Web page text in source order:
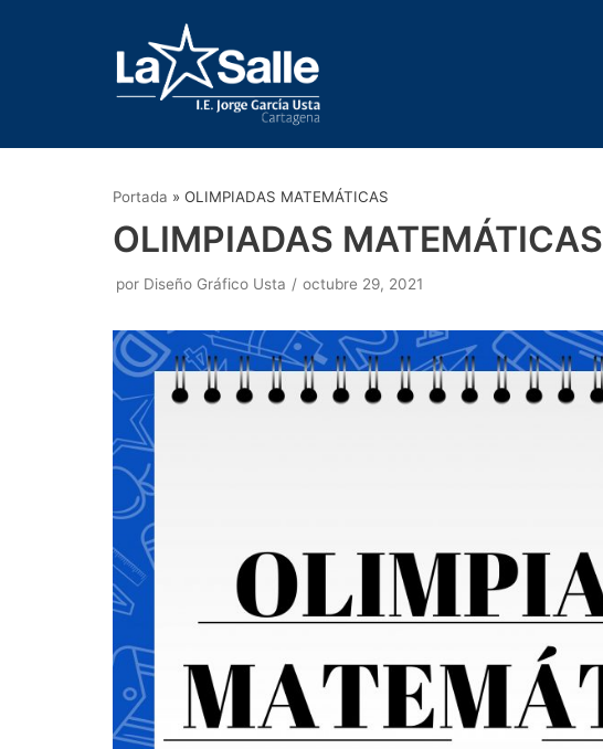
Portada » OLIMPIADAS MATEMÁTICAS
OLIMPIADAS MATEMÁTICAS
por Diseño Gráfico Usta octubre 29, 2021